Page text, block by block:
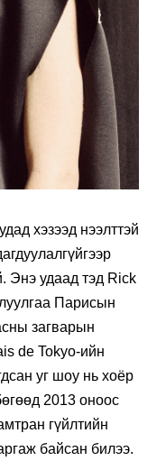
хэзээд нээлттэй
Энэ удаад тэд Rick
Парисын
загварын
de Tokyo-ийн
уг шоу нь хоёр
2013 оноос
гүйлтийн
байсан билээ.